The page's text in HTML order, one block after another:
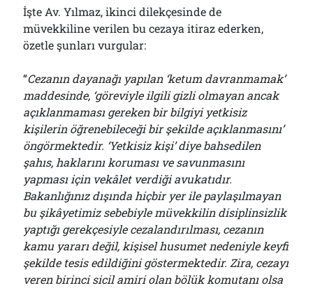
İşte Av. Yılmaz, ikinci dilekçesinde de
müvekkiline verilen bu cezaya itiraz ederken,
özetle şunları vurgular:
“Cezanın dayanağı yapılan ‘ketum davranmamak’
maddesinde, ‘göreviyle ilgili gizli olmayan ancak
açıklanmaması gereken bir bilgiyi yetkisiz
kişilerin öğrenebileceği bir şekilde açıklanmasını’
öngörmektedir. ‘Yetkisiz kişi’ diye bahsedilen
şahıs, haklarını koruması ve savunmasını
yapması için vekâlet verdiği avukatıdır.
Bakanlığınız dışında hiçbir yer ile paylaşılmayan
bu şikâyetimiz sebebiyle müvekkilin disiplinsizlik
yaptığı gerekçesiyle cezalandırılması, cezanın
kamu yararı değil, kişisel husumet nedeniyle keyfi
şekilde tesis edildiğini göstermektedir. Zira, cezayı
veren birinci sicil amiri olan bölük komutanı olsa